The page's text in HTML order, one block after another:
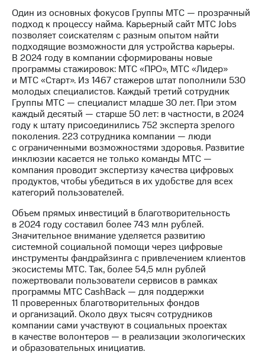
Контроль
и
аудит
Рынок
акций
Описание
Программа
приобретения
Порядок
выкупа
акций
Дивиденды
Рынок
облигаций
Описание
Уведомление
о
погашении
именных
облигаций
Другое
Регистратор
Реквизиты
Контакты
развитие
деловая этика
На главную
Один из основных фокусов Группы МТС — прозрачный
подход к процессу найма. Карьерный сайт МТС Jobs
позволяет соискателям с разным опытом найти
подходящие возможности для устройства карьеры.
В 2024 году в компании сформированы новые
программы стажировок: МТС «ПРО», МТС «Лидер»
и МТС «Старт». Из 1467 стажеров штат пополнили 530
молодых специалистов. Каждый третий сотрудник
Группы МТС — специалист младше 30 лет. При этом
каждый десятый — старше 50 лет: в частности, в 2024
году к штату присоединились 752 эксперта зрелого
поколения. 223 сотрудника компании — люди
с ограниченными возможностями здоровья. Развитие
инклюзии касается не только команды МТС —
компания проводит экспертизу качества цифровых
продуктов, чтобы убедиться в их удобстве для всех
категорий пользователей.
Объем прямых инвестиций в благотворительность
в 2024 году составил более 743 млн рублей.
Значительное внимание уделяется развитию
системной социальной помощи через цифровые
инструменты фандрайзинга с привлечением клиентов
экосистемы МТС. Так, более 54,5 млн рублей
пожертвовали пользователи сервисов в рамках
программы МТС CashBack — для поддержки
11 проверенных благотворительных фондов
и организаций. Около двух тысяч сотрудников
компании сами участвуют в социальных проектах
в качестве волонтеров — в реализации экологических
и образовательных инициатив.